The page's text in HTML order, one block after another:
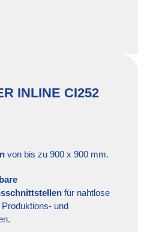
INLINE CI252
von bis zu 900 x 900 mm.
für nahtlose
und